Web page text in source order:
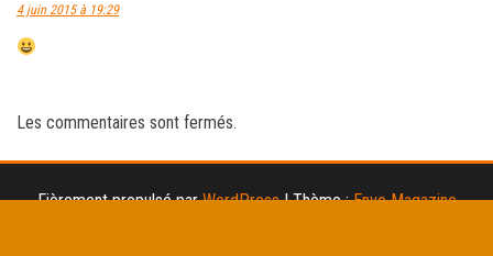
4 juin 2015 à 19:29
Les commentaires sont fermés.
Fièrement propulsé parWordPress |Thème :Envo Magazine